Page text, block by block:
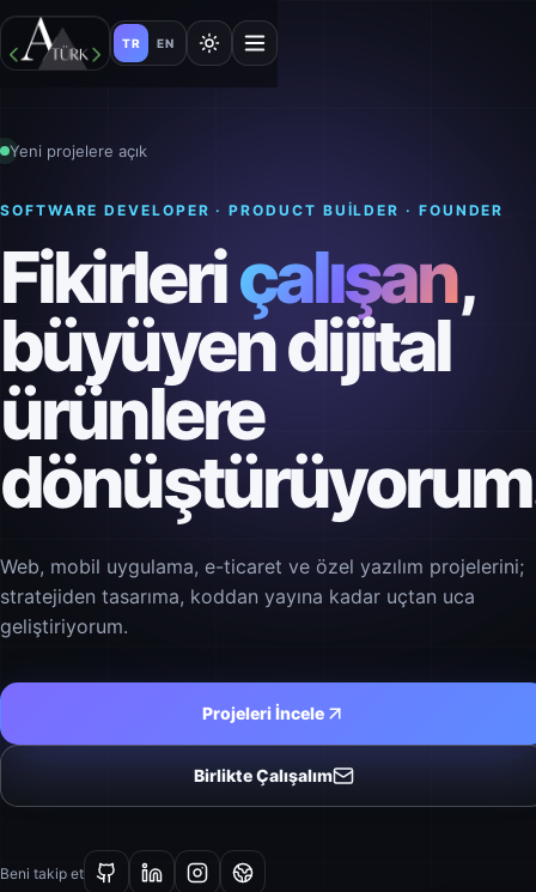
TR EN
Yeni projelere açık
SOFTWARE DEVELOPER · PRODUCT BUILDER · FOUNDER
Fikirleriçalışan,
büyüyen dijital
ürünlere
Web, mobil uygulama, e-ticaret ve özel yazılım projelerini;
stratejiden tasarıma, koddan yayına kadar uçtan uca
geliştiriyorum.
Projeleri İncele
Birlikte Çalışalım
Beni takip et